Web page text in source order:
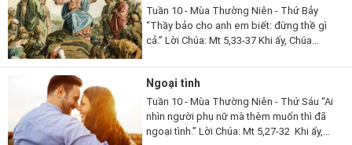
Tuần 10 - Mùa Thường Niên - Thứ Bảy
“Thầy bảo cho anh em biết: đừng thề gì
cả.” Lời Chúa: Mt 5,33-37 Khi ấy, Chúa
con lại còn nghe dạy người...
Ngoại tình
Tuần 10 - Mùa Thường Niên - Thứ Sáu “Ai
nhìn người phụ nữ mà thèm muốn thì đã
ngoại tình.” Lời Chúa: Mt 5,27-32 Khi ấy,